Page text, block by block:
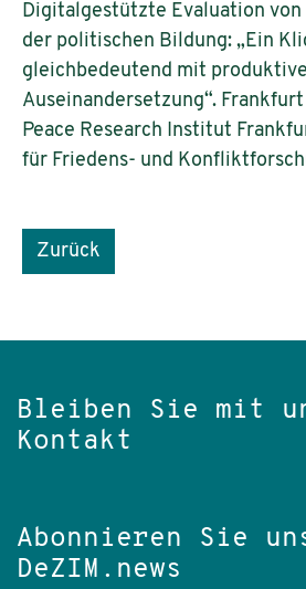
Digitalgestützte Evaluation
der politischen Bildung: „Ein
gleichbedeutend mit
Auseinandersetzung“. Frankfurt
Peace Research Institut
für Friedens- und
Zurück
Bleiben Sie mit
Kontakt
Abonnieren Sie
DeZIM.news